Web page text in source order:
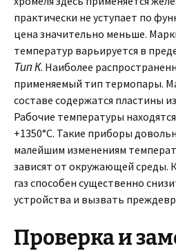
практически не уступает по
цена значительно меньше.
температур варьируется в
Тип К. Наиболее
применяемый тип термопары.
составе содержатся пластины
Рабочие температуры
+1350°С. Такие приборы
малейшим изменениям
зависят от окружающей среды.
газ способен существенно
устройства и вызвать
Проверка и